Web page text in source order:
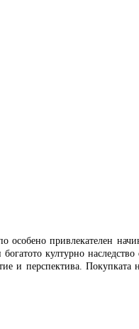
особено привлекателен
културно
и перспектива.